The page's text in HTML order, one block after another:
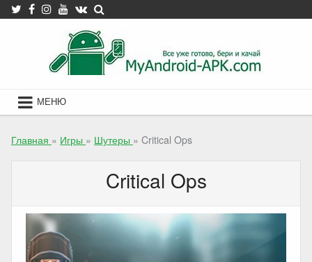
Skip
to
МЕНЮ
Главная » Игры » Шутеры » Critical Ops
Critical Ops